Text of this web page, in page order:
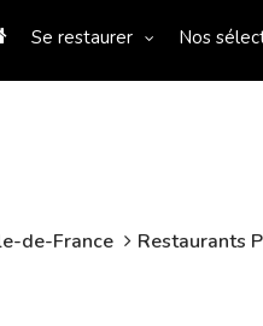
Se restaurer Nos
de-France Restaurants